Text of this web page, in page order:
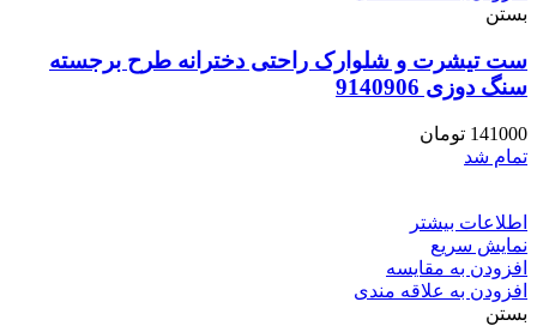
بستن
ست تیشرت و شلوارک راحتی دخترانه طرح برجسته
سنگ دوزی 9140906
141000 تومان
تمام شد
اطلاعات بیشتر
نمایش سریع
افزودن به مقایسه
افزودن به علاقه مندی
بستن